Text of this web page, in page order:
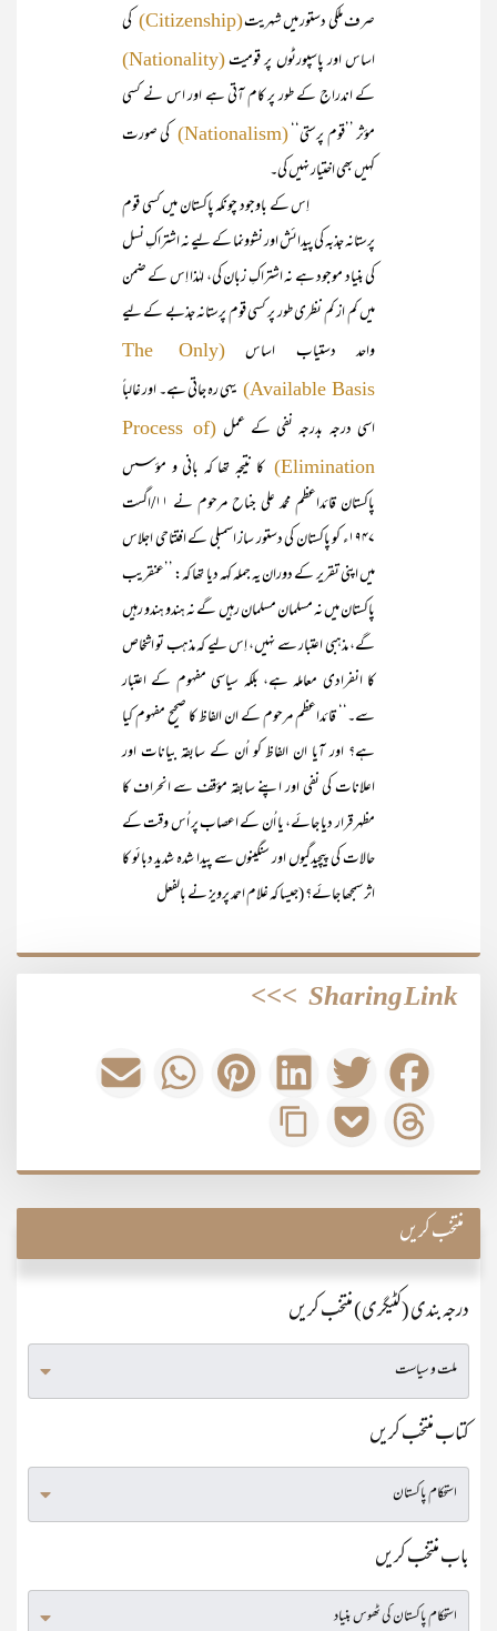
صرف ملکی دستور میں شہریت(Citizenship)
کی
اساس اور پاسپورٹوں پر قومیت(Nationality)
کے اندراج کے طور پر کام آتی ہے اور اس نے کسی
مؤثر ’’قوم پرستی‘‘(Nationalism)
کی صورت
کہیں بھی اختیار نہیں کی۔
اِس کے باوجود چونکہ پاکستان میں کسی قوم
پرستانہ جذبہ کی پیدائش اور نشوونما کے لیے نہ اشتراکِ نسل
کی بنیاد موجود ہے نہ اشتراکِ زبان کی، لہٰذا اِس کے ضمن
میں کم از کم نظری طور پر کسی قوم پرستانہ جذبے کے لیے
واحد دستیاب اساس (The Only
Available Basis) یہی رہ جاتی ہے۔ اور غالباً
اسی درجہ بدرجہ نفی کے عمل (Process of
Elimination)
کا نتیجہ تھا کہ بانی و مؤسس
پاکستان قائداعظم محمد علی جناح مرحوم نے ۱۱/اگست
۱۹۴۷ء کو پاکستان کی دستور ساز اسمبلی کے افتتاحی اجلاس
میں اپنی تقریر کے دوران یہ جملہ کہہ دیا تھا کہ: ’’عنقریب
پاکستان میں نہ مسلمان مسلمان رہیں گے نہ ہندو ہندو رہیں
گے، مذہبی اعتبار سے نہیں، اِس لیے کہ مذہب تو اشخاص
کا انفرادی معاملہ ہے، بلکہ سیاسی مفہوم کے اعتبار
سے۔‘‘ قائداعظم مرحوم کے ان الفاظ کا صحیح مفہوم کیا
ہے؟ اور آیا ان الفاظ کو اُن کے سابقہ بیانات اور
اعلانات کی نفی اور اپنے سابقہ مؤقف سے انحراف کا
مظہر قرار دیا جائے، یا اُن کے اعصاب پر اُس وقت کے
حالات کی پیچیدگیوں اور سنگینوں سے پیدا شدہ شدید دبائو کا
اثر سمجھا جائے؟ (جیسا کہ غلام احمد پرویز نے بالفعل
Sharing Link
>>>
منتخب کریں
درجہ بندی (کٹیگری) منتخب کریں
کتاب منتخب کریں
باب منتخب کریں